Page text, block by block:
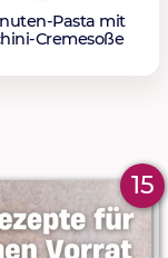
Pasta mit
Cremesoße
15